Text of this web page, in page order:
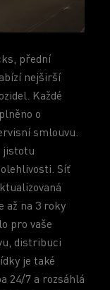
přední
nejširší
Každé
o
smlouvu.
jistotu
Síť
až na 3 roky
pro vaše
distribuci
je také
24/7 a rozsáhlá